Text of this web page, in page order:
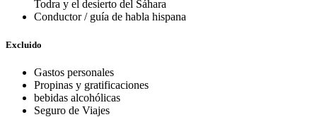
Todra y el desierto del Sáhara
Conductor / guía de habla hispana
Excluido
Gastos personales
Propinas y gratificaciones
bebidas alcohólicas
Seguro de Viajes